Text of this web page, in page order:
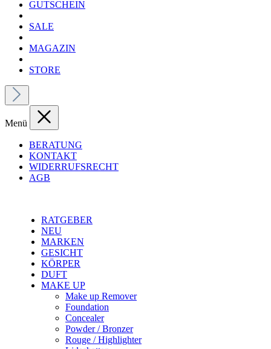
GUTSCHEIN
SALE
MAGAZIN
STORE
Menü
BERATUNG
KONTAKT
WIDERRUFSRECHT
AGB
RATGEBER
NEU
MARKEN
GESICHT
KÖRPER
DUFT
MAKE UP
Make up Remover
Foundation
Concealer
Powder / Bronzer
Rouge / Highlighter